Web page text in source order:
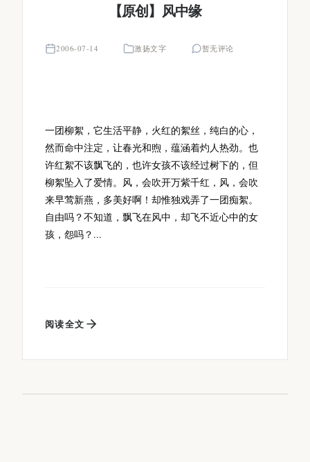
【原创】风中缘
2006-07-14 激扬文字 暂无评论
一团柳絮，它生活平静，火红的絮丝，纯白的心，
然而命中注定，让春光和煦，蕴涵着灼人热劲。也
许红絮不该飘飞的，也许女孩不该经过树下的，但
柳絮坠入了爱情。风，会吹开万紫千红，风，会吹
来早莺新燕，多美好啊！却惟独戏弄了一团痴絮。
自由吗？不知道，飘飞在风中，却飞不近心中的女
孩，怨吗？...
阅读全文